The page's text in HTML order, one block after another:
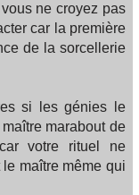
ne croyez pas
car la première
de la sorcellerie
si les génies le
marabout de
votre rituel ne
maître même qui